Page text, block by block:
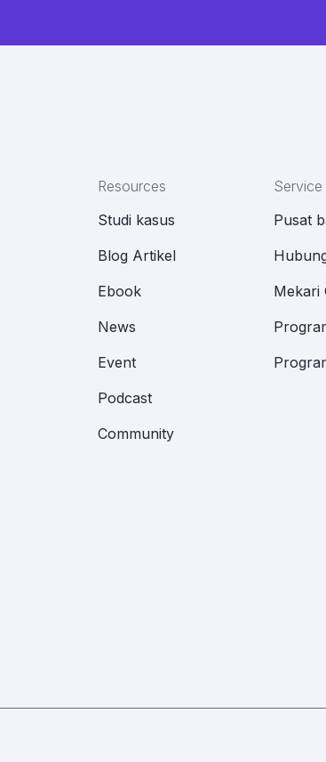
Resources
Studi kasus
Blog Artikel
Ebook
News
Event
Podcast
Community
Pusat
Mekari